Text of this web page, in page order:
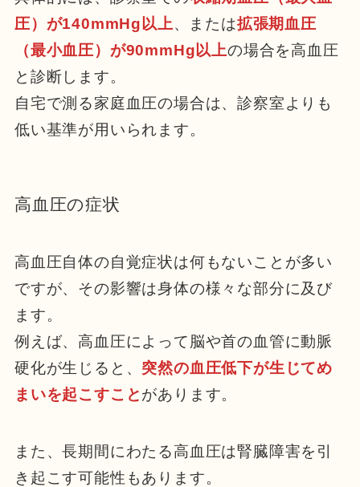
圧）が140mmHg以上、または拡張期血圧
（最小血圧）が90mmHg以上の場合を高血圧
と診断します。
自宅で測る家庭血圧の場合は、診察室よりも
低い基準が用いられます。
高血圧の症状
高血圧自体の自覚症状は何もないことが多い
ですが、その影響は身体の様々な部分に及び
ます。
例えば、高血圧によって脳や首の血管に動脈
硬化が生じると、 突然の血圧低下が生じてめ
まいを起こすことがあります。
また、長期間にわたる高血圧は腎臓障害を引
き起こす可能性もあります。